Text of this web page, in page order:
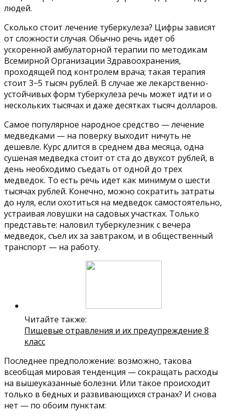
людей.
Сколько стоит лечение туберкулеза? Цифры зависят
от сложности случая. Обычно речь идет об
ускоренной амбулаторной терапии по методикам
Всемирной Организации Здравоохранения,
проходящей под контролем врача; такая терапия
стоит 3−5 тысяч рублей. В случае же лекарственно-
устойчивых форм туберкулеза речь может идти и о
нескольких тысячах и даже десятках тысяч долларов.
Самое популярное народное средство — лечение
медведками — на поверку выходит ничуть не
дешевле. Курс длится в среднем два месяца, одна
сушеная медведка стоит от ста до двухсот рублей, в
день необходимо съедать от одной до трех
медведок. То есть речь идет как минимум о шести
тысячах рублей. Конечно, можно сократить затраты
до нуля, если охотиться на медведок самостоятельно,
устраивая ловушки на садовых участках. Только
представьте: наловил туберкулезник с вечера
медведок, съел их за завтраком, и в общественный
транспорт — на работу.
Читайте также:
Пищевые отравления и их предупреждение 8
класс
Последнее предположение: возможно, такова
всеобщая мировая тенденция — сокращать расходы
на вышеуказанные болезни. Или такое происходит
только в бедных и развивающихся странах? И снова
нет — по обоим пунктам: